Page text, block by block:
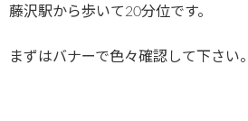
藤沢駅から歩いて20分位です。
まずはバナーで色々確認して下さい。